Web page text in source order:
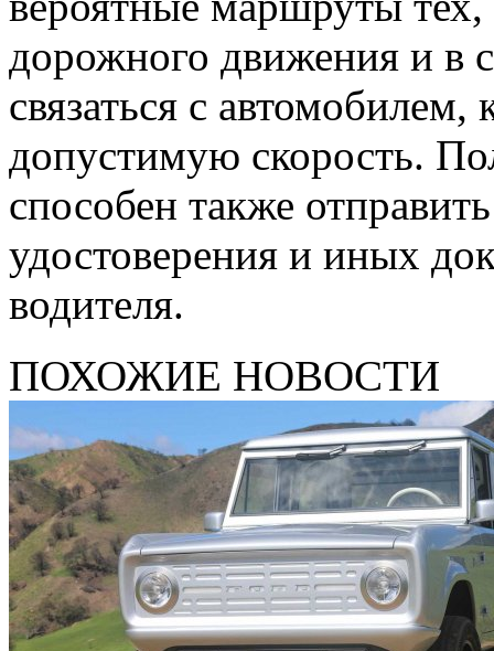
дорожного движения и в
связаться с
допустимую скорость.
способен также
удостоверения и иных
водителя.
ПОХОЖИЕ НОВОСТИ